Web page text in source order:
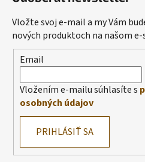
Vložte svoj e-mail a my Vám
nových produktoch na našom e-
Email
Vložením e-mailu súhlasíte s
osobných údajov
PRIHLÁSIŤ SA